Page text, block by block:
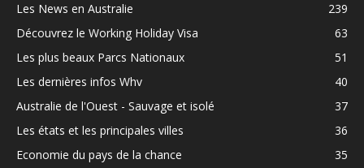
Les News en Australie
239
Découvrez le Working Holiday Visa
63
Les plus beaux Parcs Nationaux
51
Les dernières infos Whv
40
Australie de l'Ouest - Sauvage et isolé
37
Les états et les principales villes
36
Economie du pays de la chance
35